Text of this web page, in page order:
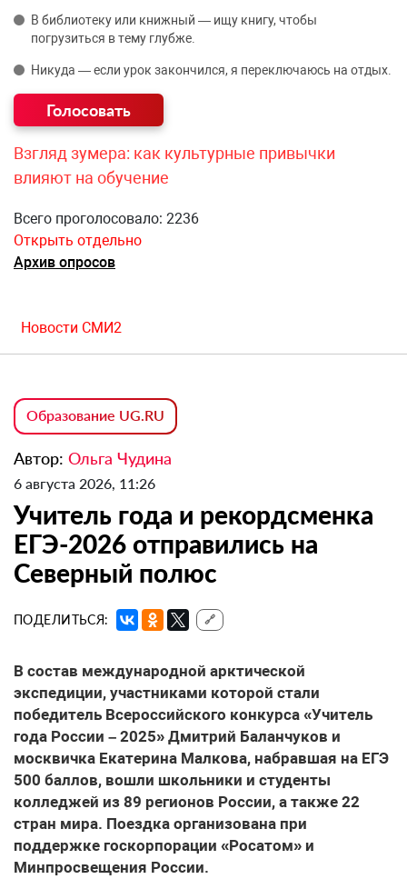
В библиотеку или книжный — ищу книгу, чтобы
погрузиться в тему глубже.
Никуда — если урок закончился, я переключаюсь на отдых.
Взгляд зумера: как культурные привычки
влияют на обучение
Всего проголосовало: 2236
Открыть отдельно
Архив опросов
Новости СМИ2
Образование UG.RU
Автор: Ольга Чудина
6 августа 2026, 11:26
Учитель года и рекордсменка
ЕГЭ-2026 отправились на
Северный полюс
ПОДЕЛИТЬСЯ: 🔗
В состав международной арктической
экспедиции, участниками которой стали
победитель Всероссийского конкурса «Учитель
года России – 2025» Дмитрий Баланчуков и
москвичка Екатерина Малкова, набравшая на ЕГЭ
500 баллов, вошли школьники и студенты
колледжей из 89 регионов России, а также 22
стран мира. Поездка организована при
поддержке госкорпорации «Росатом» и
Минпросвещения России.